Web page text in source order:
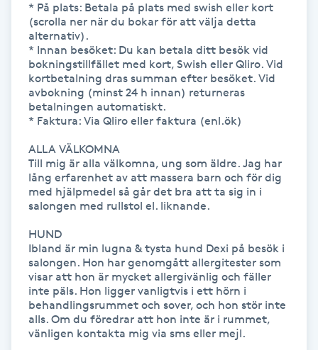
Hårborttagning
Hårbottenbehandling
Hårförlängning
Hårvård
Hälsa
Hälsprickor
Idrottsmassage
IPL hårborttagning
* På plats: Betala på plats med swish eller kort
(scrolla ner när du bokar för att välja detta
alternativ).
* Innan besöket: Du kan betala ditt besök vid
bokningstillfället med kort, Swish eller Qliro. Vid
kortbetalning dras summan efter besöket. Vid
avbokning (minst 24 h innan) returneras
betalningen automatiskt.
* Faktura: Via Qliro eller faktura (enl.ök)
ALLA VÄLKOMNA
Till mig är alla välkomna, ung som äldre. Jag har
lång erfarenhet av att massera barn och för dig
med hjälpmedel så går det bra att ta sig in i
salongen med rullstol el. liknande.
HUND
Ibland är min lugna & tysta hund Dexi på besök i
salongen. Hon har genomgått allergitester som
visar att hon är mycket allergivänlig och fäller
inte päls. Hon ligger vanligtvis i ett hörn i
behandlingsrummet och sover, och hon stör inte
alls. Om du föredrar att hon inte är i rummet,
vänligen kontakta mig via sms eller mejl.